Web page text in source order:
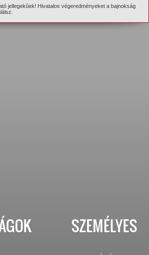
jellegekûek! Hivatalos végeredményeket a bajnokság
SZEMÉLYES